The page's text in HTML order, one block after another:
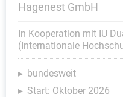
Hagenest GmbH
In Kooperation mit IU
(Internationale
bundesweit
Start: Oktober 2026